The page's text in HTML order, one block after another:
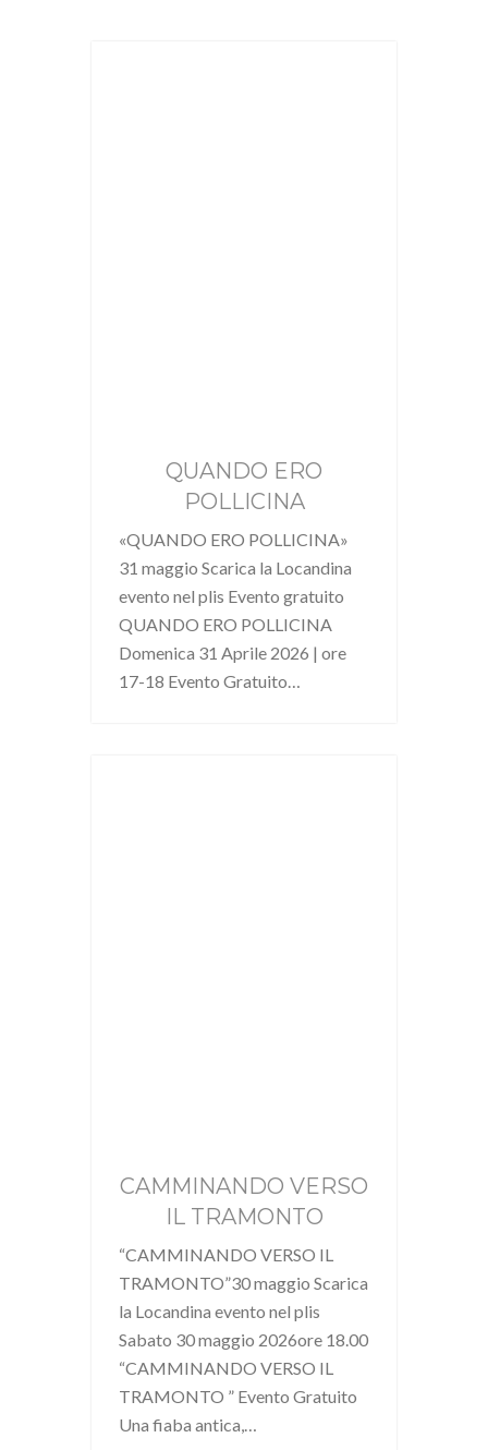
QUANDO ERO
POLLICINA
«QUANDO ERO POLLICINA»
31 maggio Scarica la Locandina
evento nel plis Evento gratuito
QUANDO ERO POLLICINA
Domenica 31 Aprile 2026 | ore
17-18 Evento Gratuito…
CAMMINANDO VERSO
IL TRAMONTO
“CAMMINANDO VERSO IL
TRAMONTO”30 maggio Scarica
la Locandina evento nel plis
Sabato 30 maggio 2026ore 18.00
“CAMMINANDO VERSO IL
TRAMONTO ” Evento Gratuito
Una fiaba antica,…